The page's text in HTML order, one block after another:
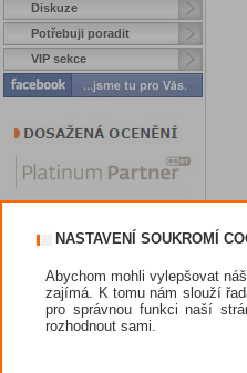
Diskuze
Potřebuji poradit
VIP sekce
NASTAVENÍ SOUKROMÍ
Abychom mohli vylepšovat
zajímá. K tomu nám slouží
pro správnou funkci naší
rozhodnout sami.